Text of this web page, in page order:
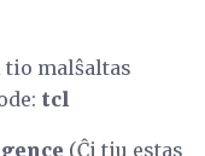
tio malŝaltas
tcl
(Ĉi tiu estas